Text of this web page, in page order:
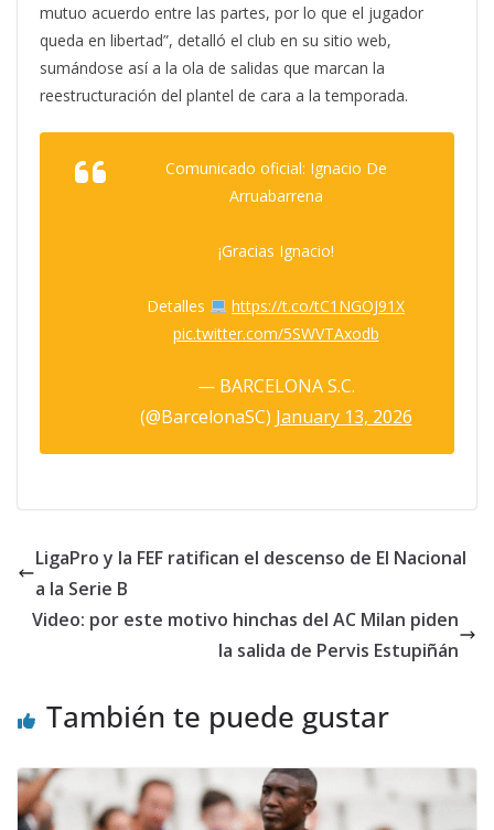
mutuo acuerdo entre las partes, por lo que el jugador
queda en libertad”, detalló el club en su sitio web,
sumándose así a la ola de salidas que marcan la
reestructuración del plantel de cara a la temporada.
Comunicado oficial: Ignacio De
Arruabarrena
¡Gracias Ignacio!
Detalles
https://t.co/tC1NGOJ91X
pic.twitter.com/5SWVTAxodb
— BARCELONA S.C.
(@BarcelonaSC) January 13, 2026
LigaPro y la FEF ratifican el descenso de El Nacional
a la Serie B
Video: por este motivo hinchas del AC Milan piden
la salida de Pervis Estupiñán
También te puede gustar